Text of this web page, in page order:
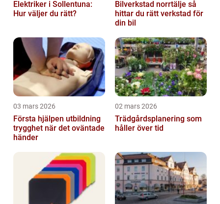
Elektriker i Sollentuna:
Hur väljer du rätt?
Bilverkstad norrtälje så
hittar du rätt verkstad för
din bil
03 mars 2026
Första hjälpen utbildning
trygghet när det oväntade
händer
02 mars 2026
Trädgårdsplanering som
håller över tid